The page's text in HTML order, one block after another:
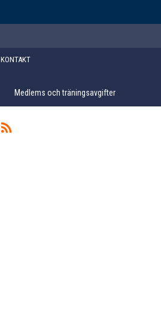
KONTAKT
Medlems och träningsavgifter